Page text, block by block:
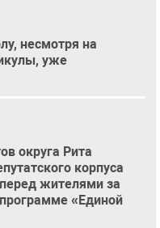
несмотря на
уже
округа Рита
корпуса
жителями за
«Единой